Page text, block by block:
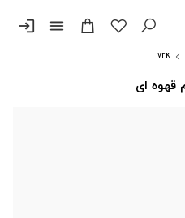
menu
login
v2k